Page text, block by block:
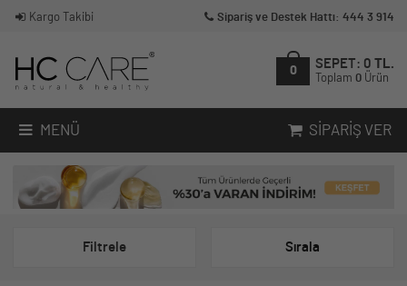
Kargo Takibi Sipariş ve Destek Hattı: 444 3 914
0
SEPET: 0 TL.
Toplam 0 Ürün
MENÜ SIPARIŞ VER
Filtrele Sırala